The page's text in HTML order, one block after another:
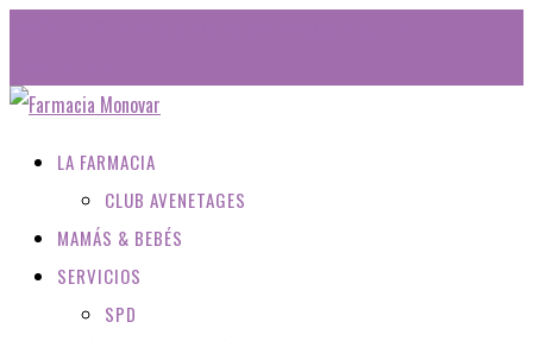
LA FARMACIA
CLUB AVENETAGES
MAMÁS & BEBÉS
SERVICIOS
SPD